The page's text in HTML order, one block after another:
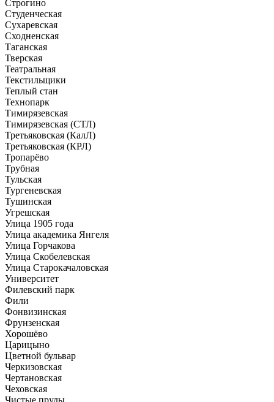
Строгино
Студенческая
Сухаревская
Сходненская
Таганская
Тверская
Театральная
Текстильщики
Теплый стан
Технопарк
Тимирязевская
Тимирязевская (СТЛ)
Третьяковская (КалЛ)
Третьяковская (КРЛ)
Тропарёво
Трубная
Тульская
Тургеневская
Тушинская
Угрешская
Улица 1905 года
Улица академика Янгеля
Улица Горчакова
Улица Скобелевская
Улица Старокачаловская
Университет
Филевский парк
Фили
Фонвизинская
Фрунзенская
Хорошёво
Царицыно
Цветной бульвар
Черкизовская
Чертановская
Чеховская
Чистые пруды